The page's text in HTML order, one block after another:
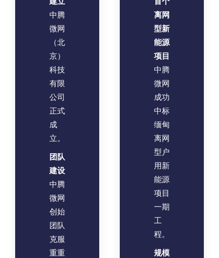
中腾
微网
（北
京）
科技
有限
公司
正式
成
立。
团队
建设
中腾
微网
创始
团队
克服
重重
离网
型新
能源
项目
中腾
微网
成功
中标
缅甸
离网
型户
用新
能源
项目
一期
工
程。
‌规模